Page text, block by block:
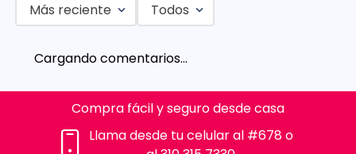
Más reciente Todos
Cargando comentarios…
Compra fácil y seguro desde casa
Llama desde tu celular al #678 o